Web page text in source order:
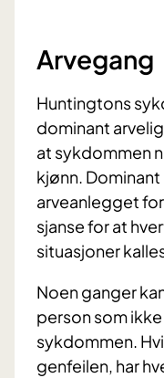
Arvegang
Huntingtons
dominant
at sykdommen
kjønn.
arveanlegget
sjanse for at
situasjoner
Noen ganger
person som
sykdommen.
genfeilen, har